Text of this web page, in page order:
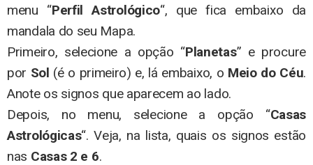
menu “Perfil Astrológico“, que fica embaixo da
mandala do seu Mapa.
Primeiro, selecione a opção “Planetas” e procure
por Sol (é o primeiro) e, lá embaixo, o Meio do Céu.
Anote os signos que aparecem ao lado.
Depois, no menu, selecione a opção “Casas
Astrológicas“. Veja, na lista, quais os signos estão
nas Casas 2 e 6.